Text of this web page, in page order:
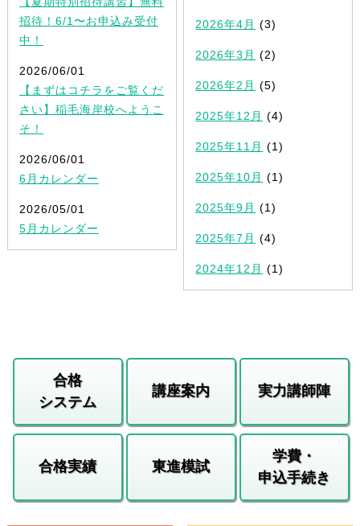
招待！6/1〜お申込み受付
中！
2026/06/01
【まずはコチラをご覧くだ
さい】稲毛海岸校へようこ
そ！
2026/06/01
6月カレンダー
2026/05/01
5月カレンダー
2026年4月 (3)
2026年3月 (2)
2026年2月 (5)
2025年12月 (4)
2025年11月 (1)
2025年10月 (1)
2025年9月 (1)
2025年7月 (4)
2024年12月 (1)
合格
システム
講座案内 実力講師陣
合格実績 東進模試
学費・
申込手続き